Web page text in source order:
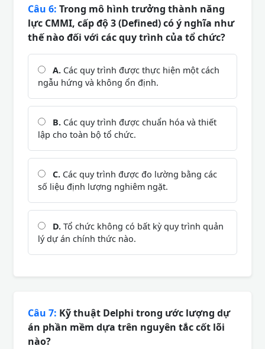
Câu 6: Trong mô hình trưởng thành năng
lực CMMI, cấp độ 3 (Defined) có ý nghĩa như
thế nào đối với các quy trình của tổ chức?
A. Các quy trình được thực hiện một cách
ngẫu hứng và không ổn định.
B. Các quy trình được chuẩn hóa và thiết
lập cho toàn bộ tổ chức.
C. Các quy trình được đo lường bằng các
số liệu định lượng nghiêm ngặt.
D. Tổ chức không có bất kỳ quy trình quản
lý dự án chính thức nào.
Câu 7: Kỹ thuật Delphi trong ước lượng dự
án phần mềm dựa trên nguyên tắc cốt lõi
nào?